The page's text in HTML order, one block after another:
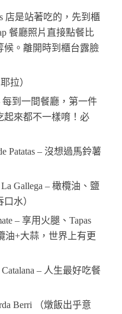
店是站著吃的，先到櫃
餐廳照片直接點餐比
候。離開時到櫃台露臉
拉）
每到一間餐廳，第一件
起來都不一樣唷！必
Patatas – 沒想過馬鈴薯
Gallega – 橄欖油、鹽
水）
– 享用火腿、Tapas
油+大蒜，世界上有更
– 人生最好吃餐
Berri （燉飯出乎意